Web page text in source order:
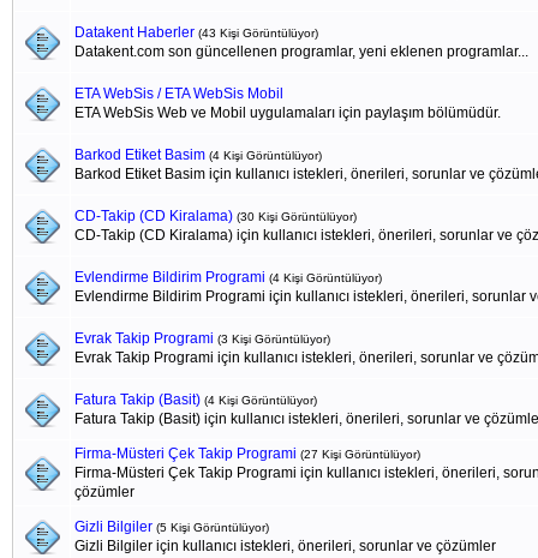
Datakent Haberler (43 Kişi Görüntülüyor)
Datakent.com son güncellenen programlar, yeni eklenen programlar...
ETA WebSis / ETA WebSis Mobil
ETA WebSis Web ve Mobil uygulamaları için paylaşım bölümüdür.
Barkod Etiket Basim (4 Kişi Görüntülüyor)
Barkod Etiket Basim için kullanıcı istekleri, önerileri, sorunlar ve
CD-Takip (CD Kiralama) (30 Kişi Görüntülüyor)
CD-Takip (CD Kiralama) için kullanıcı istekleri, önerileri, sorunlar ve
Evlendirme Bildirim Programi (4 Kişi Görüntülüyor)
Evlendirme Bildirim Programi için kullanıcı istekleri, önerileri, sorunlar
Evrak Takip Programi (3 Kişi Görüntülüyor)
Evrak Takip Programi için kullanıcı istekleri, önerileri, sorunlar ve
Fatura Takip (Basit) (4 Kişi Görüntülüyor)
Fatura Takip (Basit) için kullanıcı istekleri, önerileri, sorunlar ve
Firma-Müsteri Çek Takip Programi (27 Kişi Görüntülüyor)
Firma-Müsteri Çek Takip Programi için kullanıcı istekleri, önerileri,
çözümler
Gizli Bilgiler (5 Kişi Görüntülüyor)
Gizli Bilgiler için kullanıcı istekleri, önerileri, sorunlar ve çözümler